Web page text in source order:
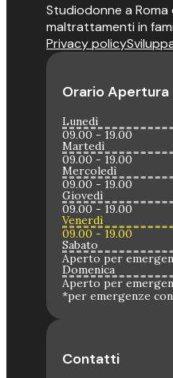
Studiodonne a Roma
maltrattamenti in
Privacy policy
Orario Apertura
Lunedì
09.00 - 19.00
Martedì
09.00 - 19.00
Mercoledì
09.00 - 19.00
Giovedì
09.00 - 19.00
Venerdì
09.00 - 19.00
Sabato
Aperto per
Domenica
Aperto per
*per emergenze
Contatti